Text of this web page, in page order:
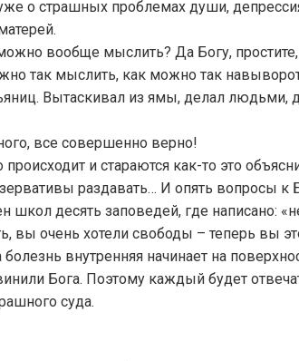
о страшных проблемах души,
вообще мыслить? Да Богу,
так мыслить, как можно так
Вытаскивал из ямы, делал
все совершенно верно!
и стараются как-то это
раздавать… И опять вопросы
школ десять заповедей, где
очень хотели свободы – теперь вы
внутренняя начинает на
Бога. Поэтому каждый будет
суда.